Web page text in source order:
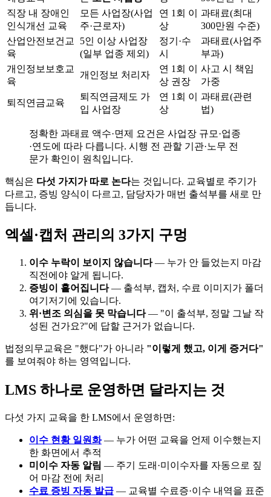
직장 내 장애인
인식개선 교육
모든 사업장(사업
주·근로자)
연 1회 이
상
과태료(최대
300만원 수준)
산업안전보건교
육
5인 이상 사업장
(일부 업종 제외)
정기·수
시
과태료(사업주
부과)
개인정보보호교
육
개인정보 처리자
연 1회 이
상 권장
사고 시 책임
가중
퇴직연금교육
퇴직연금제도 가
입 사업장
연 1회 이
상
과태료(관련
법)
정확한 과태료 액수·면제 요건은 사업장 규모·업종
·연도에 따라 다릅니다. 시행 전 관할 기관·노무 전
문가 확인이 원칙입니다.
핵심은 다섯 가지가 따로 논다는 것입니다. 교육별로 주기가
다르고, 증빙 양식이 다르고, 담당자가 매번 출석부를 새로 만
듭니다.
엑셀·캡처 관리의 3가지 구멍
이수 누락이 보이지 않습니다— 누가 안 들었는지 마감
직전에야 알게 됩니다.
증빙이 흩어집니다— 출석부, 캡처, 수료 이미지가 폴더
여기저기에 있습니다.
위·변조 의심을 못 막습니다— "이 출석부, 정말 그날 작
성된 건가요?"에 답할 근거가 없습니다.
법정의무교육은 "했다"가 아니라 "이렇게 했고, 이게 증거다"
를 보여줘야 하는 영역입니다.
LMS 하나로 운영하면 달라지는 것
다섯 가지 교육을 한 LMS에서 운영하면:
이수 현황 일원화— 누가 어떤 교육을 언제 이수했는지
한 화면에서 추적
미이수 자동 알림 — 주기 도래·미이수자를 자동으로 짚
어 마감 전에 처리
수료 증빙 자동 발급 — 교육별 수료증·이수 내역을 표준